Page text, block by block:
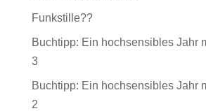
Funkstille??
Buchtipp: Ein hochsensibles Jahr
3
Buchtipp: Ein hochsensibles Jahr
2